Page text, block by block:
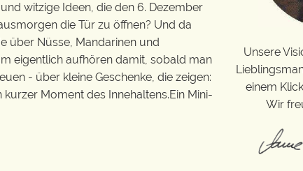
witzige Ideen, die den 6. Dezember
die Tür zu öffnen? Und da
über Nüsse, Mandarinen und
eigentlich aufhören damit, sobald man
- über kleine Geschenke, die zeigen:
Moment des Innehaltens.Ein Mini-
Unsere
einem
Wir